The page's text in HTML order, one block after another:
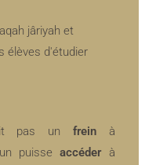
jâriyah et
élèves d'étudier
pas un freinà
puisseaccéderà